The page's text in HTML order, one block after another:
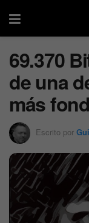
69.370
de una
más
Escrito por